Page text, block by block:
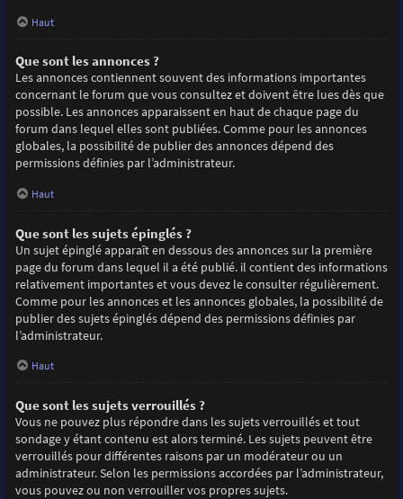
Haut
Que sont les annonces ?
Les annonces contiennent souvent des informations importantes
concernant le forum que vous consultez et doivent être lues dès que
possible. Les annonces apparaissent en haut de chaque page du
forum dans lequel elles sont publiées. Comme pour les annonces
globales, la possibilité de publier des annonces dépend des
permissions définies par l’administrateur.
Haut
Que sont les sujets épinglés ?
Un sujet épinglé apparaît en dessous des annonces sur la première
page du forum dans lequel il a été publié. il contient des informations
relativement importantes et vous devez le consulter régulièrement.
Comme pour les annonces et les annonces globales, la possibilité de
publier des sujets épinglés dépend des permissions définies par
l’administrateur.
Haut
Que sont les sujets verrouillés ?
Vous ne pouvez plus répondre dans les sujets verrouillés et tout
sondage y étant contenu est alors terminé. Les sujets peuvent être
verrouillés pour différentes raisons par un modérateur ou un
administrateur. Selon les permissions accordées par l’administrateur,
vous pouvez ou non verrouiller vos propres sujets.